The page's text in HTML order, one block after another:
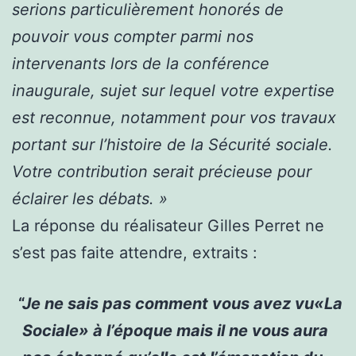
serions particulièrement honorés de
pouvoir vous compter parmi nos
intervenants lors de la conférence
inaugurale, sujet sur lequel votre expertise
est reconnue, notamment pour vos travaux
portant sur l’histoire de la Sécurité sociale.
Votre contribution serait précieuse pour
éclairer les débats. »
La réponse du réalisateur Gilles Perret ne
s’est pas faite attendre, extraits :
Je ne sais pas comment vous avez vu«La
Sociale» à l’époque mais il ne vous aura